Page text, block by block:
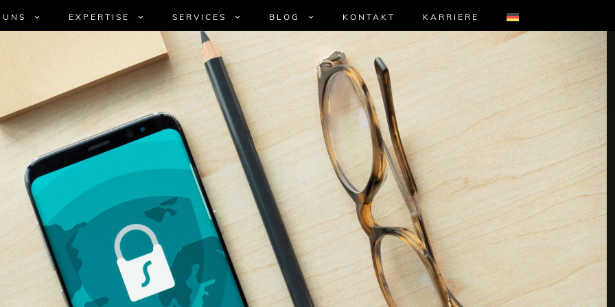
EXPERTISE SERVICES BLOG KONTAKT KARRIERE